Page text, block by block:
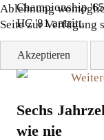
Championship
HC '81 antritt.
Sechs
wie nie
Ablehnung
Seite zur Verfügung
Akzeptieren